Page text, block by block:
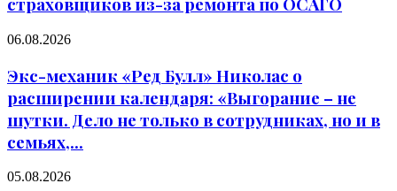
06.08.2026
Экс-механик «Ред Булл» Николас о
расширении календаря: «Выгорание – не
шутки. Дело не только в сотрудниках, но и в
семьях,...
05.08.2026